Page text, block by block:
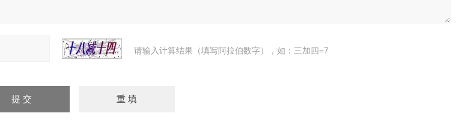
请输入计算结果（填写阿拉伯数字），如：三加四=7